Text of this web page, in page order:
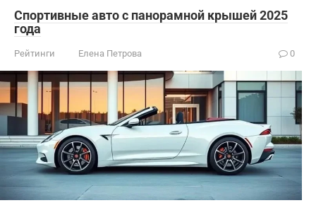
Спортивные авто с панорамной крышей 2025
года
Рейтинги Елена Петрова 0